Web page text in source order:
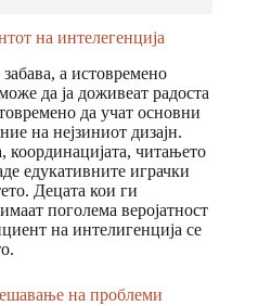
на интелегенција
а истовремено
да ја доживеат радоста
да учат основни
на нејзиниот дизајн.
координацијата, читањето
едукативните играчки
Децата кои ги
поголема веројатност
на интелигенција се
на проблеми